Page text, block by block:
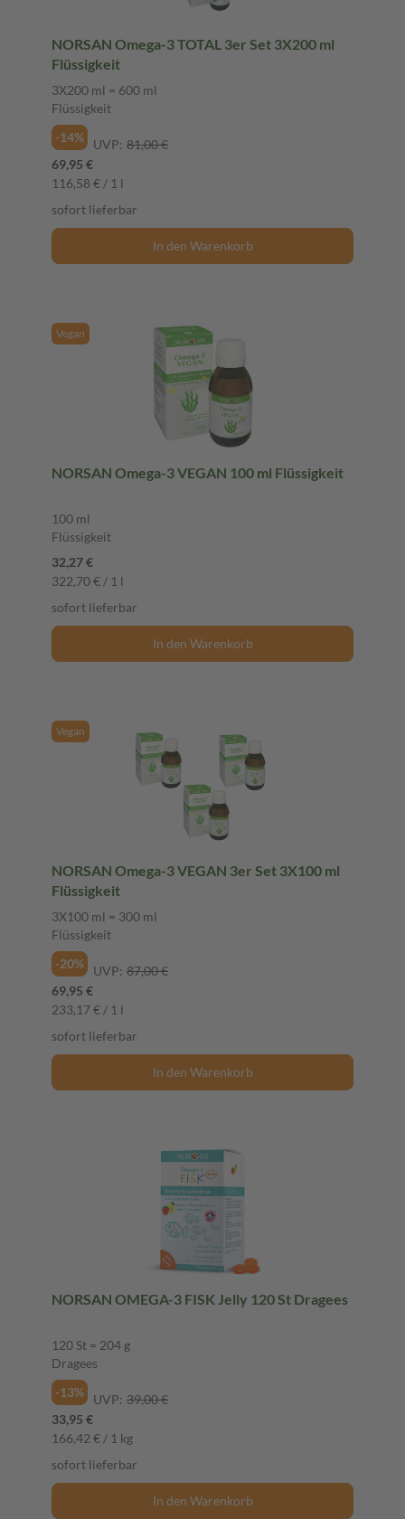
NORSAN Omega-3 TOTAL 3er Set 3X200 ml
Flüssigkeit
3X200 ml = 600 ml
Flüssigkeit
-14%
UVP: 81,00 €
69,95 €
116,58 € / 1 l
sofort lieferbar
In den Warenkorb
Vegan
NORSAN Omega-3 VEGAN 100 ml Flüssigkeit
100 ml
Flüssigkeit
32,27 €
322,70 € / 1 l
sofort lieferbar
In den Warenkorb
Vegan
NORSAN Omega-3 VEGAN 3er Set 3X100 ml
Flüssigkeit
3X100 ml = 300 ml
Flüssigkeit
-20%
UVP: 87,00 €
69,95 €
233,17 € / 1 l
sofort lieferbar
In den Warenkorb
NORSAN OMEGA-3 FISK Jelly 120 St Dragees
120 St = 204 g
Dragees
-13%
UVP: 39,00 €
33,95 €
166,42 € / 1 kg
sofort lieferbar
In den Warenkorb